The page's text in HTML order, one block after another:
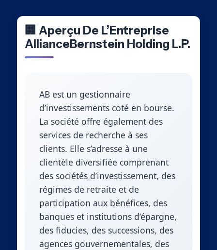
🏢 Aperçu De L’Entreprise
AllianceBernstein Holding L.P.
AB est un gestionnaire
d’investissements coté en bourse.
La société offre également des
services de recherche à ses
clients. Elle s’adresse à une
clientèle diversifiée comprenant
des sociétés d’investissement, des
régimes de retraite et de
participation aux bénéfices, des
banques et institutions d’épargne,
des fiducies, des successions, des
agences gouvernementales, des